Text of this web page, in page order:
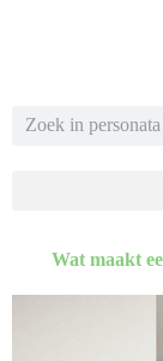
Wat maakt